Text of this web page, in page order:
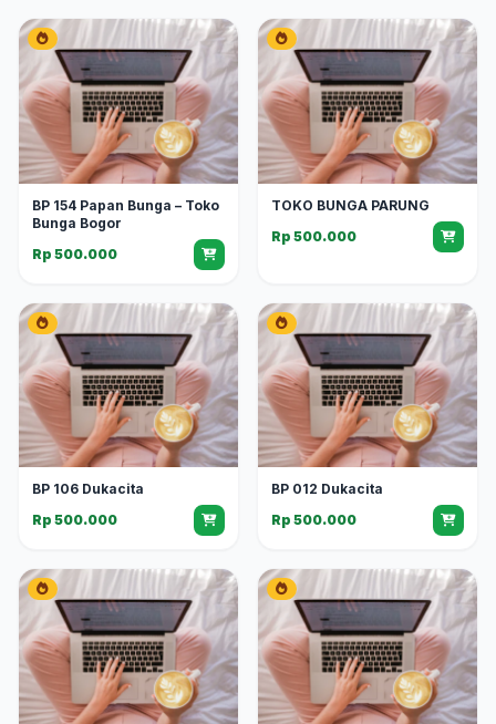
BP 154 Papan Bunga – Toko
Bunga Bogor
Rp 500.000
TOKO BUNGA PARUNG
Rp 500.000
BP 106 Dukacita
Rp 500.000
BP 012 Dukacita
Rp 500.000